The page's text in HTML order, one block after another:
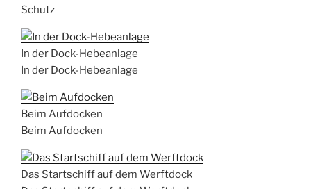
Schutz
In der Dock-Hebeanlage
In der Dock-Hebeanlage
Beim Aufdocken
Beim Aufdocken
Das Startschiff auf dem Werftdock